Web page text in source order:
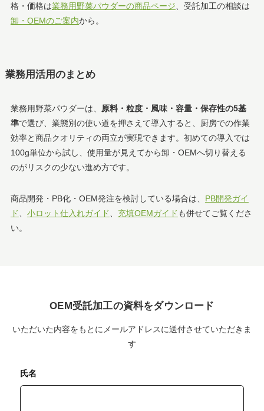
格・価格は業務用野菜パウダーの商品ページ 、受託加工の相談は
卸・OEMのご案内から。
業務用活用のまとめ
業務用野菜パウダーは、
原料・粒度・風味・容量・保存性の5基
準で選び、業態別の使い道を押さえて導入すると、厨房での作業
効率と商品クオリティの両立が実現できます。初めての導入では
100g単位から試し、使用量が見えてから卸・OEMへ切り替える
のがリスクの少ない進め方です。
商品開発・PB化・OEM発注を検討している場合は、 PB開発ガイ
ド
小ロット仕入れガイド 充填OEMガイド も併せてご覧くださ
い。
OEM受託加工の資料をダウンロード
いただいた内容をもとにメールアドレスに送付させていただきま
す
氏名